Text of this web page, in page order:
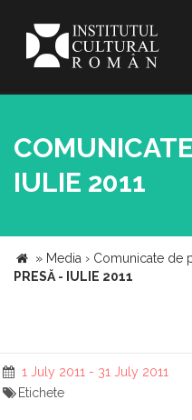
IULIE 2011
» Media › Comunicate de
PRESĂ - IULIE 2011
1 July 2011 - 31 July 2011
Etichete